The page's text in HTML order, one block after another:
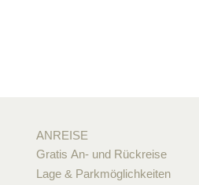
ANREISE
Gratis An- und Rückreise
Lage & Parkmöglichkeiten